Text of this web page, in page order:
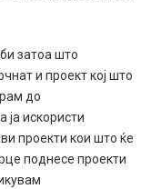
затоа што
и проект кој што
до
искористи
проекти кои што ќе
поднесе проекти